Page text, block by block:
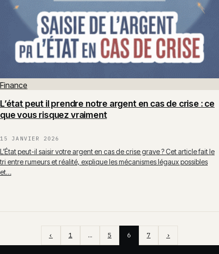
Finance
L’état peut il prendre notre argent en cas de crise : ce
que vous risquez vraiment
15 JANVIER 2026
L’État peut-il saisir votre argent en cas de crise grave ? Cet article fait le
tri entre rumeurs et réalité, explique les mécanismes légaux possibles
et…
‹ 1 … 5 6 7 ›